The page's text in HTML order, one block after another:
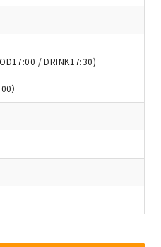
/ DRINK17:30)
）